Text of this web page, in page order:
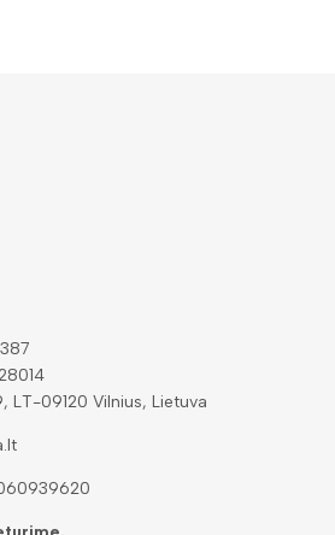
LT-09120 Vilnius, Lietuva